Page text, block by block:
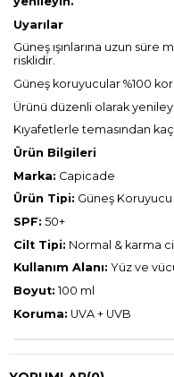
Uyarılar
Güneş ışınlarına uzun süre
risklidir.
Güneş koruyucular %100
Ürünü düzenli olarak
Kıyafetlerle temasından
Ürün Bilgileri
Marka: Capicade
Ürün Tipi: Güneş
SPF: 50+
Cilt Tipi: Normal & karma
Kullanım Alanı: Yüz ve
Boyut: 100 ml
Koruma: UVA + UVB